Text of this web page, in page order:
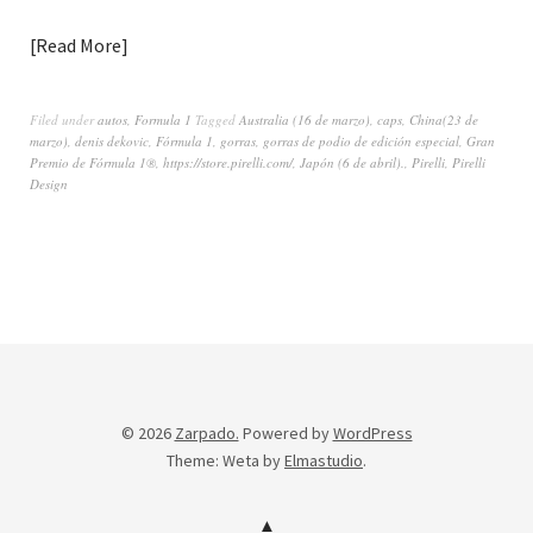
Read More
Filed underautos Formula 1 Tagged Australia (16 de marzo) caps China(23 de
marzo) denis dekovic Fórmula 1 gorras gorras de podio de edición especial Gran
Premio de Fórmula 1® https://store.pirelli.com/, Japón (6 de abril). Pirelli Pirelli
Design
© 2026 Zarpado. Powered byWordPress
Theme: Weta byElmastudio.